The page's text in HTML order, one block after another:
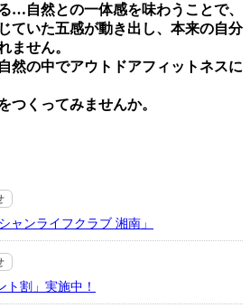
…⾃然との⼀体感を味わうことで、
ていた五感が動き出し、本来の⾃分
ません。
然の中でアウトドアフィットネスに
つくってみませんか。
ャンライフクラブ 湘南」
割」実施中！